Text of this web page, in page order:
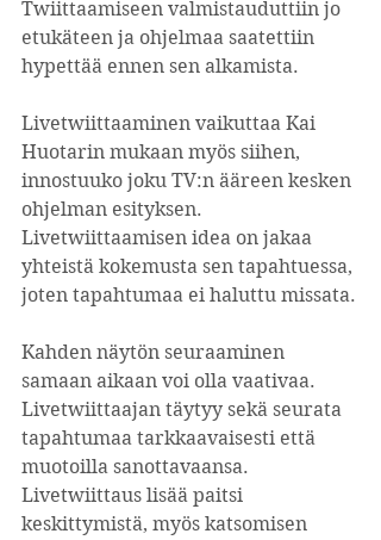
Twiittaamiseen valmistauduttiin jo
etukäteen ja ohjelmaa saatettiin
hypettää ennen sen alkamista.
Livetwiittaaminen vaikuttaa Kai
Huotarin mukaan myös siihen,
innostuuko joku TV:n ääreen kesken
ohjelman esityksen.
Livetwiittaamisen idea on jakaa
yhteistä kokemusta sen tapahtuessa,
joten tapahtumaa ei haluttu missata.
Kahden näytön seuraaminen
samaan aikaan voi olla vaativaa.
Livetwiittaajan täytyy sekä seurata
tapahtumaa tarkkaavaisesti että
muotoilla sanottavaansa.
Livetwiittaus lisää paitsi
keskittymistä, myös katsomisen